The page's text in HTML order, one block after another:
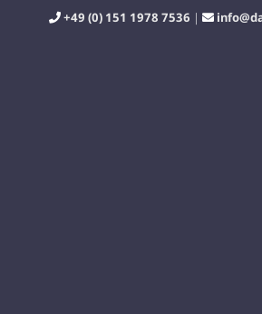
+49 (0) 151 1978 7536 |